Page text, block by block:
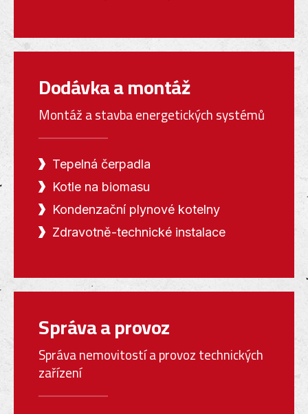
Dodávka a montáž
Montáž a stavba energetických systémů
Tepelná čerpadla
Kotle na biomasu
Kondenzační plynové kotelny
Zdravotně-technické instalace
Správa a provoz
Správa nemovitostí a provoz technických
zařízení